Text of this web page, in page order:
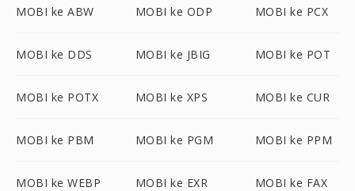
MOBI ke ABW MOBI ke ODP MOBI ke PCX
MOBI ke DDS MOBI ke JBIG MOBI ke POT
MOBI ke POTX MOBI ke XPS MOBI ke CUR
MOBI ke PBM MOBI ke PGM MOBI ke PPM
MOBI ke WEBP MOBI ke EXR MOBI ke FAX